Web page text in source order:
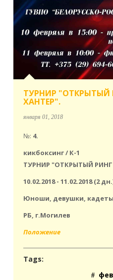
ТУРНИР "ОТКРЫТЫЙ
ХАНТЕР".
января 01, 2018
№: 4.
кикбоксинг / К-1
ТУРНИР "ОТКРЫТЫЙ
10.02.2018 - 11.02.2018 (2
Юноши, девушки,
РБ, г.Могилев
Положение
Tags: